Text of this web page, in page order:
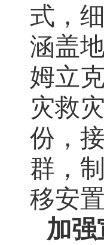
式，
涵盖
姆立
灾救
份，
群，
移安
加强